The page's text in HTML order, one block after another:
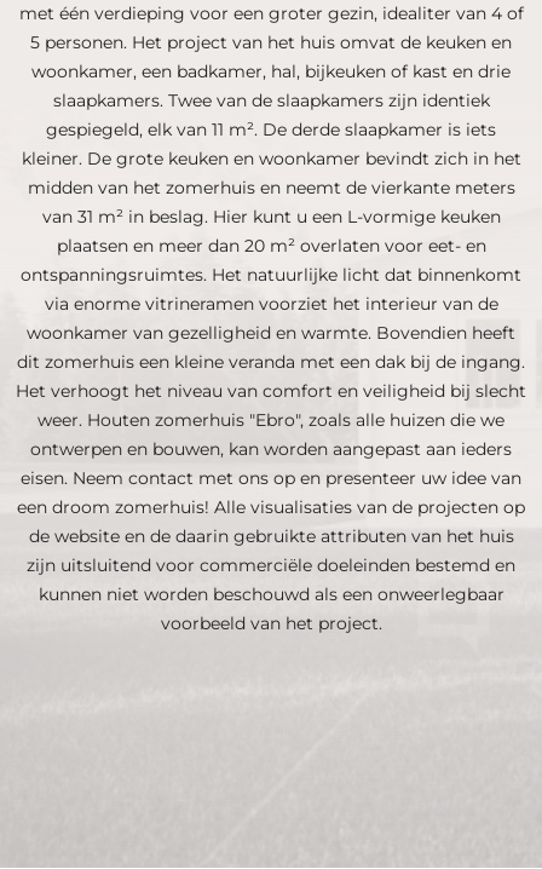
met één verdieping voor een groter gezin, idealiter van 4 of
5 personen. Het project van het huis omvat de keuken en
woonkamer, een badkamer, hal, bijkeuken of kast en drie
slaapkamers. Twee van de slaapkamers zijn identiek
gespiegeld, elk van 11 m². De derde slaapkamer is iets
kleiner. De grote keuken en woonkamer bevindt zich in het
midden van het zomerhuis en neemt de vierkante meters
van 31 m² in beslag. Hier kunt u een L-vormige keuken
plaatsen en meer dan 20 m² overlaten voor eet- en
ontspanningsruimtes. Het natuurlijke licht dat binnenkomt
via enorme vitrineramen voorziet het interieur van de
woonkamer van gezelligheid en warmte. Bovendien heeft
dit zomerhuis een kleine veranda met een dak bij de ingang.
Het verhoogt het niveau van comfort en veiligheid bij slecht
weer. Houten zomerhuis "Ebro", zoals alle huizen die we
ontwerpen en bouwen, kan worden aangepast aan ieders
eisen. Neem contact met ons op en presenteer uw idee van
een droom zomerhuis! Alle visualisaties van de projecten op
de website en de daarin gebruikte attributen van het huis
zijn uitsluitend voor commerciële doeleinden bestemd en
kunnen niet worden beschouwd als een onweerlegbaar
voorbeeld van het project.